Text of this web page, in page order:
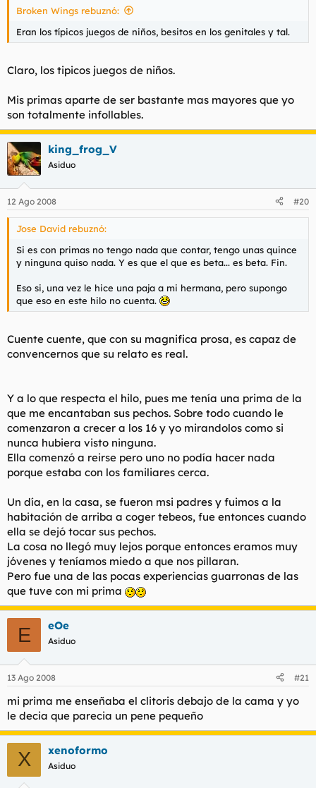
Broken Wings rebuznó:
Eran los típicos juegos de niños, besitos en los genitales y tal.
Claro, los tipicos juegos de niños.
Mis primas aparte de ser bastante mas mayores que yo
son totalmente infollables.
king_frog_V
Asiduo
12 Ago 2008 #20
Jose David rebuznó:
Si es con primas no tengo nada que contar, tengo unas quince
y ninguna quiso nada. Y es que el que es beta... es beta. Fin.
Eso si, una vez le hice una paja a mi hermana, pero supongo
que eso en este hilo no cuenta.
Cuente cuente, que con su magnifica prosa, es capaz de
convencernos que su relato es real.
Y a lo que respecta el hilo, pues me tenía una prima de la
que me encantaban sus pechos. Sobre todo cuando le
comenzaron a crecer a los 16 y yo mirandolos como si
nunca hubiera visto ninguna.
Ella comenzó a reirse pero uno no podía hacer nada
porque estaba con los familiares cerca.
Un día, en la casa, se fueron msi padres y fuimos a la
habitación de arriba a coger tebeos, fue entonces cuando
ella se dejó tocar sus pechos.
La cosa no llegó muy lejos porque entonces eramos muy
jóvenes y teníamos miedo a que nos pillaran.
Pero fue una de las pocas experiencias guarronas de las
que tuve con mi prima
E eOe
Asiduo
13 Ago 2008 #21
mi prima me enseñaba el clitoris debajo de la cama y yo
le decia que parecia un pene pequeño
X xenoformo
Asiduo